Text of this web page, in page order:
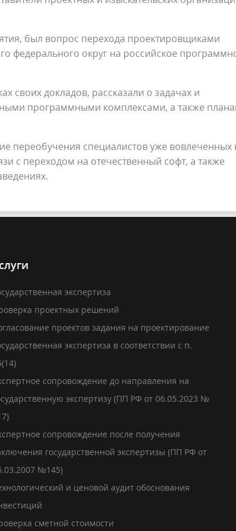
был вопрос перехода проектировщиками
федерального округ на российское
своих докладов, рассказали о задачах и
программными комплексами, а также
переобучения специалистов уже вовлеченных
с переходом на отечественный софт, а также
экспертиза
проектных решений
проектов задания на проектирование
экспертиза в соответствии с п.
сопровождение до направления на
экспертизу (ПП РФ от 06.05.2023 №
сопровождение после получения
государственной экспертизы (ПП РФ от
№145)
и ценовой аудит обоснования
сметной стоимости